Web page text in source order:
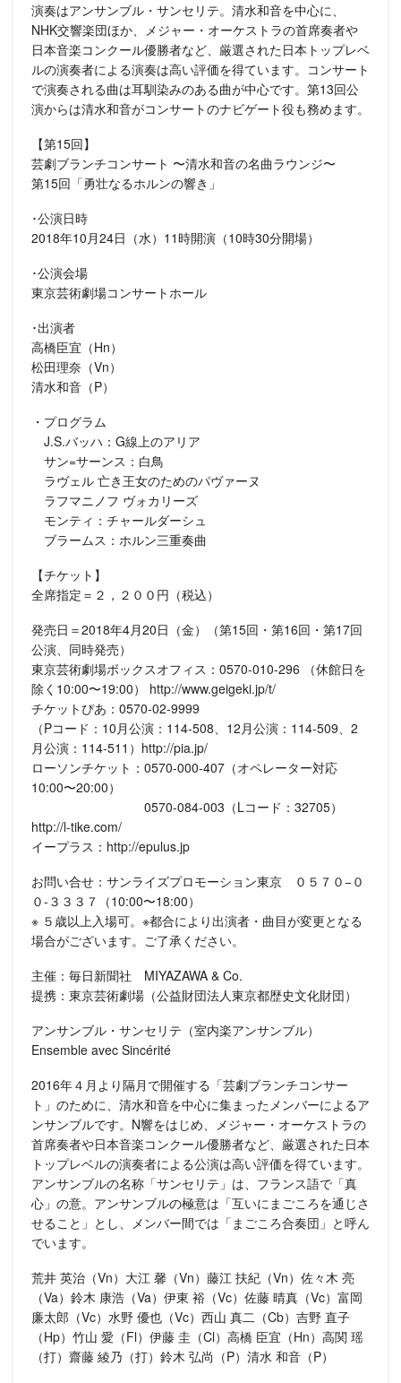
演奏はアンサンブル・サンセリテ。清水和音を中心に、
NHK交響楽団ほか、メジャー・オーケストラの首席奏者や
日本音楽コンクール優勝者など、厳選された日本トップレベ
ルの演奏者による演奏は高い評価を得ています。コンサート
で演奏される曲は耳馴染みのある曲が中心です。第13回公
演からは清水和音がコンサートのナビゲート役も務めます。
【第15回】
芸劇ブランチコンサート 〜清水和音の名曲ラウンジ〜
第15回「勇壮なるホルンの響き」
･公演日時
2018年10月24日（水）11時開演（10時30分開場）
･公演会場
東京芸術劇場コンサートホール
･出演者
高橋臣宜（Hn）
松田理奈（Vn）
清水和音（P）
・プログラム
J.S.バッハ：G線上のアリア
サン=サーンス：白鳥
ラヴェル 亡き王女のためのパヴァーヌ
ラフマニノフ ヴォカリーズ
モンティ：チャールダーシュ
ブラームス：ホルン三重奏曲
【チケット】
全席指定＝２，２００円（税込）
発売日＝2018年4月20日（金）（第15回・第16回・第17回
公演、同時発売）
東京芸術劇場ボックスオフィス：0570-010-296 （休館日を
除く10:00〜19:00） http://www.geigeki.jp/t/
チケットぴあ：0570-02-9999
（Pコード：10月公演：114-508、12月公演：114-509、2
月公演：114-511︎）http://pia.jp/
ローソンチケット：0570-000-407（オペレーター対応
10:00〜20:00）
0570-084-003（Lコード：32705）
http://l-tike.com/
イープラス：http://epulus.jp
お問い合せ：サンライズプロモーション東京 ０５７０−０
０-３３３７（10:00〜18:00）
※ ５歳以上入場可。※都合により出演者・曲目が変更となる
場合がございます。ご了承ください。
主催：毎日新聞社 MIYAZAWA & Co.
提携：東京芸術劇場（公益財団法人東京都歴史文化財団）
アンサンブル・サンセリテ（室内楽アンサンブル）
Ensemble avec Sincérité
2016年４月より隔月で開催する「芸劇ブランチコンサー
ト」のために、清水和音を中心に集まったメンバーによるア
ンサンブルです。N響をはじめ、メジャー・オーケストラの
首席奏者や日本音楽コンクール優勝者など、厳選された日本
トップレベルの演奏者による公演は高い評価を得ています。
アンサンブルの名称「サンセリテ」は、フランス語で「真
心」の意。アンサンブルの極意は「互いにまごころを通じさ
せること」とし、メンバー間では「まごころ合奏団」と呼ん
でいます。
荒井 英治（Vn）大江 馨（Vn）藤江 扶紀（Vn）佐々木 亮
（Va）鈴木 康浩（Va）伊東 裕（Vc）佐藤 晴真（Vc）富岡
廉太郎（Vc）水野 優也（Vc）西山 真二（Cb）吉野 直子
（Hp）竹山 愛（Fl）伊藤 圭（Cl）高橋 臣宜（Hn）高関 瑶
（打）齋藤 綾乃（打）鈴木 弘尚（P）清水 和音（P）